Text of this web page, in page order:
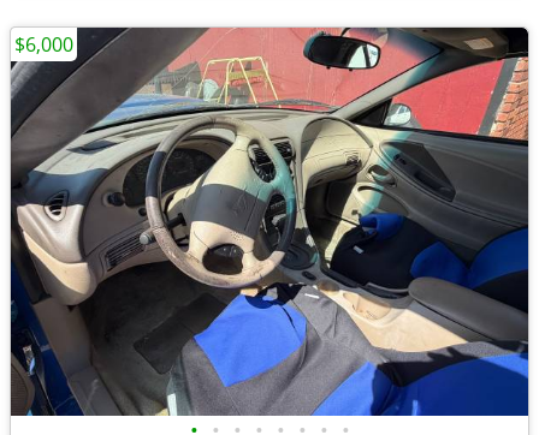
$6,000